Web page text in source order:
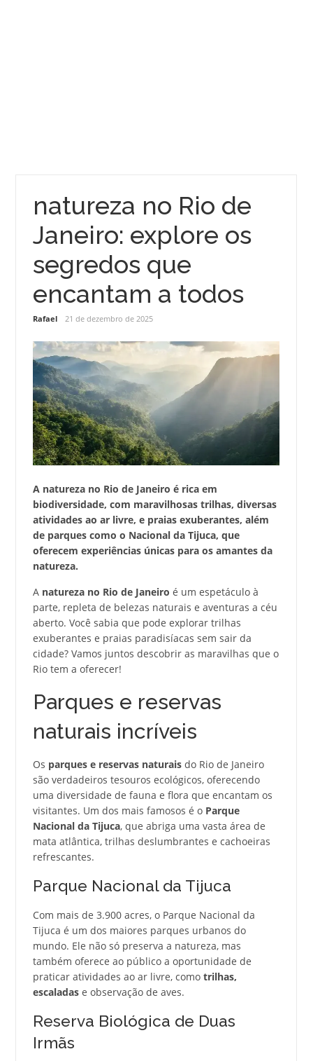
natureza no Rio de
Janeiro: explore os
segredos que
encantam a todos
Rafael 21 de dezembro de 2025
A natureza no Rio de Janeiro é rica em
biodiversidade, com maravilhosas trilhas, diversas
atividades ao ar livre, e praias exuberantes, além
de parques como o Nacional da Tijuca, que
oferecem experiências únicas para os amantes da
natureza.
A natureza no Rio de Janeiro é um espetáculo à
parte, repleta de belezas naturais e aventuras a céu
aberto. Você sabia que pode explorar trilhas
exuberantes e praias paradisíacas sem sair da
cidade? Vamos juntos descobrir as maravilhas que o
Rio tem a oferecer!
Parques e reservas
naturais incríveis
Os parques e reservas naturaisdo Rio de Janeiro
são verdadeiros tesouros ecológicos, oferecendo
uma diversidade de fauna e flora que encantam os
visitantes. Um dos mais famosos é o Parque
Nacional da Tijuca, que abriga uma vasta área de
mata atlântica, trilhas deslumbrantes e cachoeiras
refrescantes.
Parque Nacional da Tijuca
Com mais de 3.900 acres, o Parque Nacional da
Tijuca é um dos maiores parques urbanos do
mundo. Ele não só preserva a natureza, mas
também oferece ao público a oportunidade de
praticar atividades ao ar livre, como trilhas,
escaladase observação de aves.
Reserva Biológica de Duas
Irmãs